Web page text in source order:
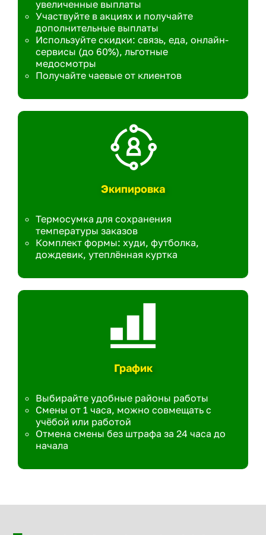
увеличенные выплаты
Участвуйте в акциях и получайте
дополнительные выплаты
Используйте скидки: связь, еда, онлайн-
сервисы (до 60%), льготные
медосмотры
Получайте чаевые от клиентов
Экипировка
Термосумка для сохранения
температуры заказов
Комплект формы: худи, футболка,
дождевик, утеплённая куртка
График
Выбирайте удобные районы работы
Смены от 1 часа, можно совмещать с
учёбой или работой
Отмена смены без штрафа за 24 часа до
начала